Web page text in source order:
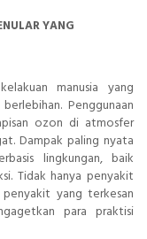
YANG
manusia yang
Penggunaan
ozon di atmosfer
Dampak paling nyata
lingkungan, baik
Tidak hanya penyakit
yang terkesan
para praktisi